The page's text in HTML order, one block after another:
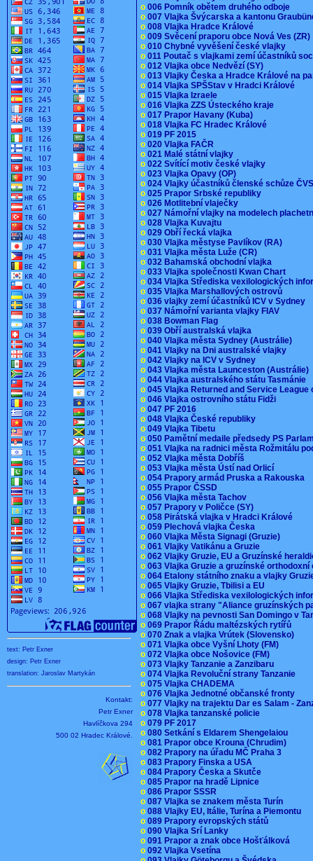
text: Petr Exner
design: Petr Exner
translation: Jaroslav Martykán
Kontakt:
Petr Exner
Havlíčkova 294
500 02 Hradec Králové.
o 006 Pomník obětem druhého odboje
o 007 Vlajka Švýcarska a kantonu
o 008 Vlajka Hradce Králové
o 009 Svěcení praporu obce Nová Ves
o 010 Chybné vyvěšení české vlajky
o 011 Poutač s vlajkami zemí účastníků
o 012 Vlajka obce Nedvězí (SY)
o 013 Vlajky Česka a Hradce Králové na
o 014 Vlajka SPŠStav v Hradci Králové
o 015 Vlajka Izraele
o 016 Vlajka ZZS Ústeckého kraje
o 017 Prapor Havany (Kuba)
o 018 Vlajka FC Hradec Králové
o 019 PF 2015
o 020 Vlajka FAČR
o 021 Malé státní vlajky
o 022 Svítící motiv české vlajky
o 023 Vlajka Opavy (OP)
o 024 Vlajky účastníků členské schůze
o 025 Prapor Srbské republiky
o 026 Motlitební vlaječky
o 027 Námořní vlajky na modelech
o 028 Vlajka Kuvajtu
o 029 Obří řecká vlajka
o 030 Vlajka městyse Pavlíkov (RA)
o 031 Vlajka města Luže (CR)
o 032 Bahamská obchodní vlajka
o 033 Vlajka společnosti Kwan Chart
o 034 Vlajka Střediska vexilologických
o 035 Vlajka Marshallových ostrovů
o 036 vlajky zemí účastníků ICV v Sydney
o 037 Námořní varianta vlajky FIAV
o 038 Bowman Flag
o 039 Obří australská vlajka
o 040 Vlajka města Sydney (Austrálie)
o 041 Vlajky na Dni australské vlajky
o 042 Vlajky na ICV v Sydney
o 043 Vlajka města Launceston (Austrálie)
o 044 Vlajka australského státu Tasmánie
o 045 Vlajka Returned and Service
o 046 Vlajka ostrovního státu Fidži
o 047 PF 2016
o 048 Vlajka České republiky
o 049 Vlajka Tibetu
o 050 Pamětní medaile předsedy PS
o 051 Vlajka na radnici města Rožmitálu
o 052 Vlajka města Dobříš
o 053 Vlajka města Ústí nad Orlicí
o 054 Prapory armád Pruska a Rakouska
o 055 Prapor ČSSD
o 056 Vlajka města Tachov
o 057 Prapory v Poličce (SY)
o 058 Pirátská vlajka v Hradci Králové
o 059 Plechová vlajka Česka
o 060 Vlajka Města Signagi (Gruzie)
o 061 Vlajky Vatikánu a Gruzie
o 062 Vlajky Gruzie, EU a Gruzínské
o 063 Vlajka Gruzie a gruzínské
o 064 Etalony státního znaku a vlajky
o 065 Vlajky Gruzie, Tbilisi a EU
o 066 Vlajka Střediska vexilologických
o 067 vlajka strany "Aliance gruzínských
o 068 Vlajky na pevnosti San Domingo v
o 069 Prapor Řádu maltézských rytířů
o 070 Znak a vlajka Vrútek (Slovensko)
o 071 Vlajka obce Vyšní Lhoty (FM)
o 072 Vlajka obce Nošovice (FM)
o 073 Vlajky Tanzanie a Zanzibaru
o 074 Vlajka Revoluční strany Tanzanie
o 075 Vlajka CHADEMA
o 076 Vlajka Jednotné občanské fronty
o 077 Vlajky na trajektu Dar es Salam -
o 078 Vlajka tanzanské policie
o 079 PF 2017
o 080 Setkání s Eldarem Shengelaiou
o 081 Prapor obce Krouna (Chrudim)
o 082 Prapory na úřadu MČ Praha 3
o 083 Prapory Finska a USA
o 084 Prapory Česka a Skutče
o 085 Prapor na hradě Lipnice
o 086 Prapor SSSR
o 087 Vlajka se znakem města Turín
o 088 Vlajky EU, Itálie, Turína a Piemontu
o 089 Prapory evropských států
o 090 Vlajka Srí Lanky
o 091 Prapor a znak obce Hošťálková
o 092 Vlajka Vsetína